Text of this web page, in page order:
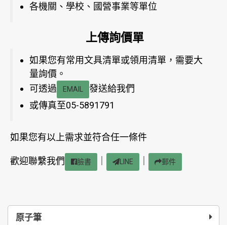
原子筆
各機關、學校、國營事業等單位
上傳詢價單
如果您有常用文具清單或領用清單，需要大
量詢價。
可透過
EMAIL
發送給我們
或傳真至05-5891791
如果您有以上需求並符合任一條件
歡迎聯繫我們 臉書 LINE 郵件